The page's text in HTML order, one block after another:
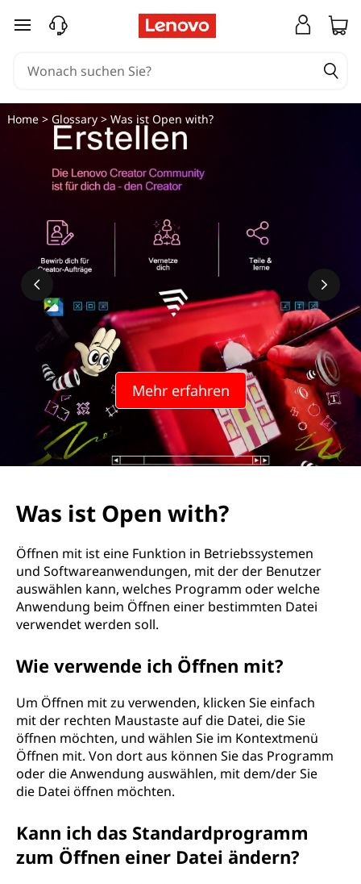
W
h
zum Hauptinhalt springen
Mehr erfahren
Home> Glossary> Was ist Open with?
Was ist Open with?
Öffnen mit ist eine Funktion in Betriebssystemen
und Softwareanwendungen, mit der der Benutzer
auswählen kann, welches Programm oder welche
Anwendung beim Öffnen einer bestimmten Datei
verwendet werden soll.
Wie verwende ich Öffnen mit?
Um Öffnen mit zu verwenden, klicken Sie einfach
mit der rechten Maustaste auf die Datei, die Sie
öffnen möchten, und wählen Sie im Kontextmenü
Öffnen mit. Von dort aus können Sie das Programm
oder die Anwendung auswählen, mit dem/der Sie
die Datei öffnen möchten.
Kann ich das Standardprogramm
zum Öffnen einer Datei ändern?